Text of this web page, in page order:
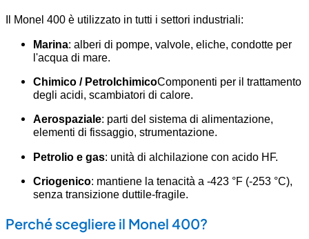
Il Monel 400 è utilizzato in tutti i settori industriali:
Marina: alberi di pompe, valvole, eliche, condotte per
l'acqua di mare.
Chimico / PetrolchimicoComponenti per il trattamento
degli acidi, scambiatori di calore.
Aerospaziale: parti del sistema di alimentazione,
elementi di fissaggio, strumentazione.
Petrolio e gas: unità di alchilazione con acido HF.
Criogenico: mantiene la tenacità a -423 °F (-253 °C),
senza transizione duttile-fragile.
Perché scegliere il Monel 400?